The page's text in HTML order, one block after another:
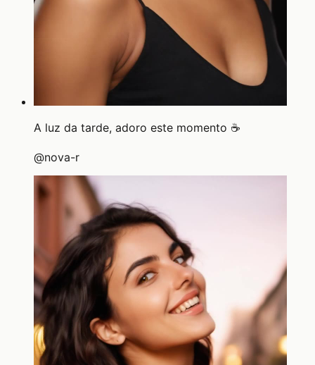
A luz da tarde, adoro este momento ☕
@nova-r